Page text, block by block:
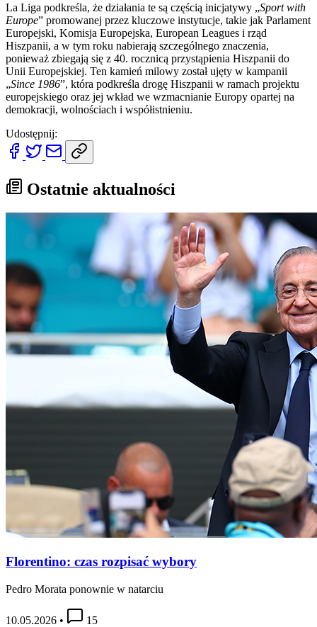
La Liga podkreśla, że działania te są częścią inicjatywy „Sport with
Europe” promowanej przez kluczowe instytucje, takie jak Parlament
Europejski, Komisja Europejska, European Leagues i rząd
Hiszpanii, a w tym roku nabierają szczególnego znaczenia,
ponieważ zbiegają się z 40. rocznicą przystąpienia Hiszpanii do
Unii Europejskiej. Ten kamień milowy został ujęty w kampanii
„Since 1986”, która podkreśla drogę Hiszpanii w ramach projektu
europejskiego oraz jej wkład we wzmacnianie Europy opartej na
demokracji, wolnościach i współistnieniu.
Udostępnij:
Ostatnie aktualności
Florentino: czas rozpisać wybory
Pedro Morata ponownie w natarciu
10.05.2026 • 15